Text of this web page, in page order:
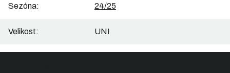
Sezóna: 24/25
Velikost: UNI